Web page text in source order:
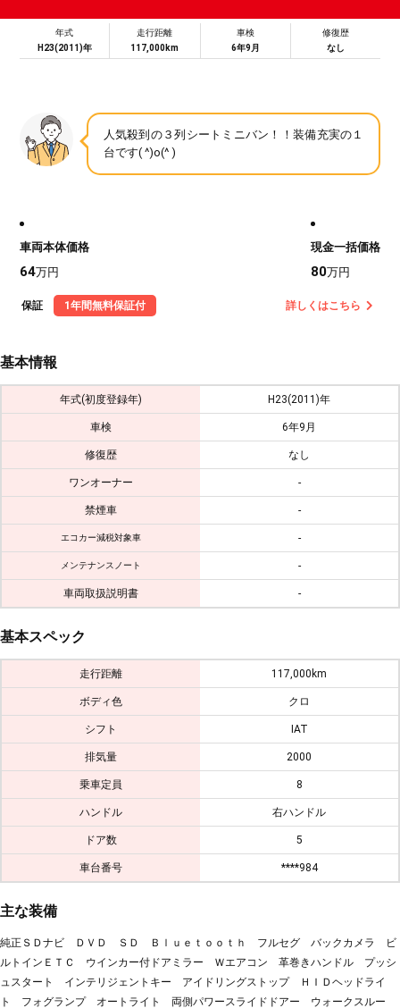
年式
H23(2011)年
走行距離
117,000km
車検
6年9月
修復歴
なし
人気殺到の３列シートミニバン！！装備充実の１
台です( ^)o(^ )
車両本体価格
64万円
現金一括価格
80万円
保証 1年間無料保証付 詳しくはこちら
基本情報
年式(初度登録年) H23(2011)年
車検 6年9月
修復歴 なし
ワンオーナー -
禁煙車 -
エコカー減税対象車 -
メンテナンスノート -
車両取扱説明書 -
基本スペック
走行距離 117,000km
ボディ色 クロ
シフト IAT
排気量 2000
乗車定員 8
ハンドル 右ハンドル
ドア数 5
車台番号 ****984
主な装備
純正ＳＤナビ ＤＶＤ ＳＤ Ｂｌｕｅｔｏｏｔｈ フルセグ バックカメラ ビ
ルトインＥＴＣ ウインカー付ドアミラー Ｗエアコン 革巻きハンドル プッシ
ュスタート インテリジェントキー アイドリングストップ ＨＩＤヘッドライ
ト フォグランプ オートライト 両側パワースライドドアー ウォークスルー